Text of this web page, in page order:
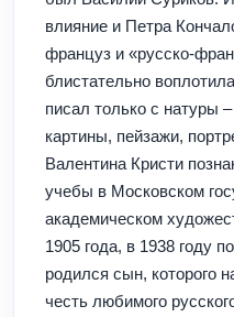
влияние и Петра
француз и «русско-
блистательно
писал только с натуры
картины, пейзажи,
Валентина Кристи
учебы в Московском
академическом
1905 года, в 1938 году
родился сын, которого
честь любимого